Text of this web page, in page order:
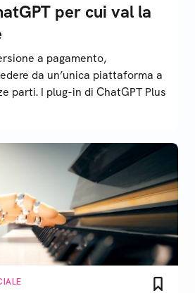
per cui val la
a pagamento,
da un’unica piattaforma a
parti. I plug-in di ChatGPT Plus